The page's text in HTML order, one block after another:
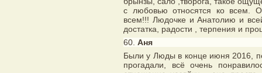
с любовью относятся ко всем.
всем!!! Людочке и Анатолию и
достатка, радости , терпения и
60. Аня
Были у Люды в конце июня 2016,
прогадали, всё очень